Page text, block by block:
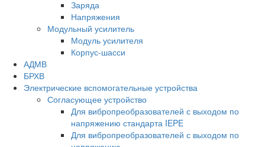
Заряда
Напряжения
Модульный усилитель
Модуль усилителя
Корпус-шасси
АДМВ
БРХВ
Электрические вспомогательные устройства
Согласующее устройство
Для вибропреобразователей с выходом по
напряжению стандарта IEPE
Для вибропреобразователей с выходом по